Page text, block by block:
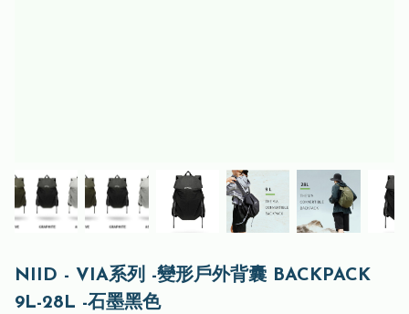
NIID - VIA系列 -變形戶外背囊 BACKPACK
9L-28L -石墨黑色